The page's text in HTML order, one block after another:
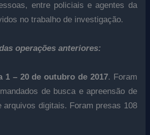
entre policiais e agentes da
no trabalho de investigação.
operações anteriores:
1 – 20 de outubro de 2017. Foram
de busca e apreensão de
arquivos digitais. Foram presas 108